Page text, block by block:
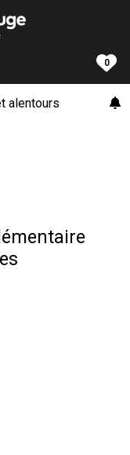
0
alentours